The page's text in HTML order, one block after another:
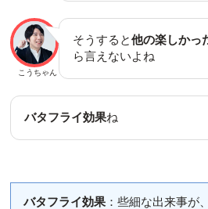
こうちゃん
そうすると他の楽しかっ
ら言えないよね
バタフライ効果ね
バタフライ効果：些細な出来事が